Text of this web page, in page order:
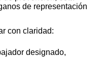
de representación
con claridad:
designado,